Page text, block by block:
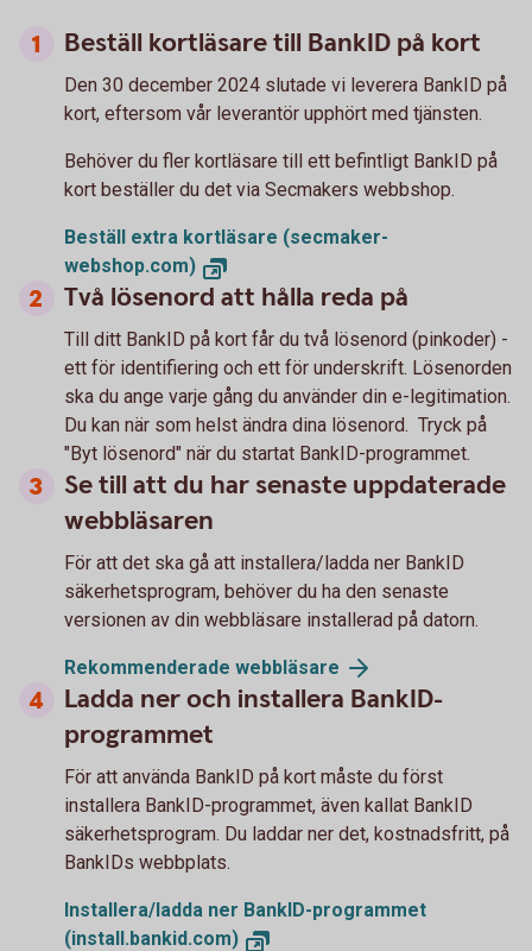
Beställ kortläsare till BankID på kort
Den 30 december 2024 slutade vi leverera BankID på
kort, eftersom vår leverantör upphört med tjänsten.
Behöver du fler kortläsare till ett befintligt BankID på
kort beställer du det via Secmakers webbshop.
Beställ extra kortläsare (secmaker-
webshop.com)
Två lösenord att hålla reda på
Till ditt BankID på kort får du två lösenord (pinkoder) -
ett för identifiering och ett för underskrift. Lösenorden
ska du ange varje gång du använder din e-legitimation.
Du kan när som helst ändra dina lösenord. Tryck på
"Byt lösenord" när du startat BankID-programmet.
Se till att du har senaste uppdaterade
webbläsaren
För att det ska gå att installera/ladda ner BankID
säkerhetsprogram, behöver du ha den senaste
versionen av din webbläsare installerad på datorn.
Rekommenderade webbläsare
Ladda ner och installera BankID-
programmet
För att använda BankID på kort måste du först
installera BankID-programmet, även kallat BankID
säkerhetsprogram. Du laddar ner det, kostnadsfritt, på
BankIDs webbplats.
Installera/ladda ner BankID-programmet
(install.bankid.com)